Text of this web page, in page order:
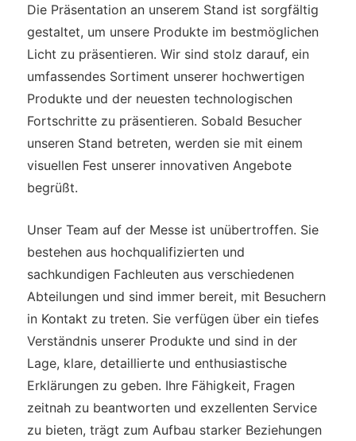
Die Präsentation an unserem Stand ist sorgfältig
gestaltet, um unsere Produkte im bestmöglichen
Licht zu präsentieren. Wir sind stolz darauf, ein
umfassendes Sortiment unserer hochwertigen
Produkte und der neuesten technologischen
Fortschritte zu präsentieren. Sobald Besucher
unseren Stand betreten, werden sie mit einem
visuellen Fest unserer innovativen Angebote
begrüßt.
Unser Team auf der Messe ist unübertroffen. Sie
bestehen aus hochqualifizierten und
sachkundigen Fachleuten aus verschiedenen
Abteilungen und sind immer bereit, mit Besuchern
in Kontakt zu treten. Sie verfügen über ein tiefes
Verständnis unserer Produkte und sind in der
Lage, klare, detaillierte und enthusiastische
Erklärungen zu geben. Ihre Fähigkeit, Fragen
zeitnah zu beantworten und exzellenten Service
zu bieten, trägt zum Aufbau starker Beziehungen